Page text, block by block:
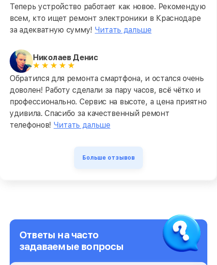
Теперь устройство работает как новое. Рекомендую
всем, кто ищет ремонт электроники в Краснодаре
за адекватную сумму! Читать дальше
Николаев Денис
Обратился для ремонта смартфона, и остался очень
доволен! Работу сделали за пару часов, всё чётко и
профессионально. Сервис на высоте, а цена приятно
удивила. Спасибо за качественный ремонт
телефонов! Читать дальше
Больше отзывов
Ответы на часто
задаваемые вопросы